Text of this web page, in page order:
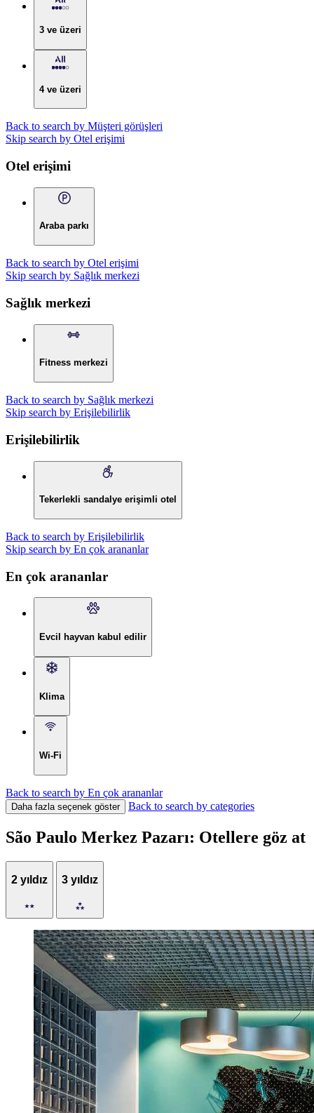
3 ve üzeri
4 ve üzeri
Back to search by Müşteri görüşleri
Skip search by Otel erişimi
Otel erişimi
Araba parkı
Back to search by Otel erişimi
Skip search by Sağlık merkezi
Sağlık merkezi
Fitness merkezi
Back to search by Sağlık merkezi
Skip search by Erişilebilirlik
Erişilebilirlik
Tekerlekli sandalye erişimli otel
Back to search by Erişilebilirlik
Skip search by En çok arananlar
En çok arananlar
Evcil hayvan kabul edilir
Klima
Wi-Fi
Back to search by En çok arananlar
Daha fazla seçenek göster Back to search by categories
São Paulo Merkez Pazarı: Otellere göz at
2 yıldız 3 yıldız